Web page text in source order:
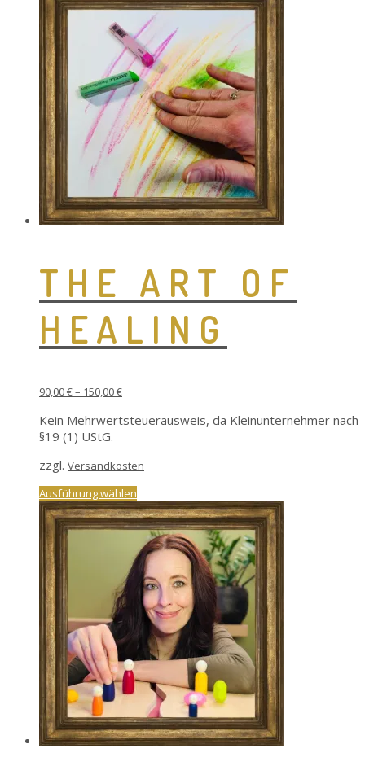
THE ART OF
HEALING
90,00€– 150,00€
Kein Mehrwertsteuerausweis, da Kleinunternehmer nach
§19 (1) UStG.
zzgl. Versandkosten
Ausführung wählen
Produkt
weist
mehrere
Varianten
auf.
Die
Optionen
können
auf
der
Produktseite
gewählt
werden